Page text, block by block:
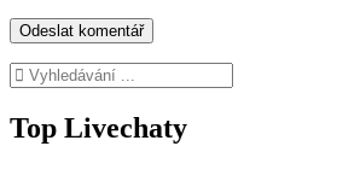
Top Livechaty